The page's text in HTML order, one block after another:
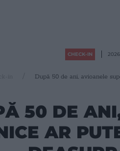
CHECK-IN
După 50 de ani, avioanele
50 DE
AR